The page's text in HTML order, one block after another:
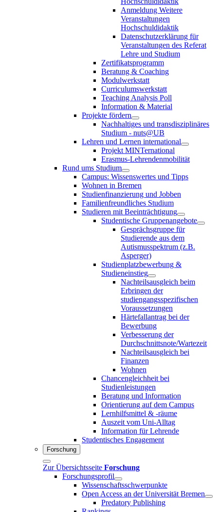
Anmeldung Weitere
Veranstaltungen
Hochschuldidaktik
Datenschutzerklärung für
Veranstaltungen des Referat
Lehre und Studium
Zertifikatsprogramm
Beratung & Coaching
Modulwerkstatt
Curriculumswerkstatt
Teaching Analysis Poll
Information & Material
Projekte fördern
Nachhaltiges und transdisziplinäres
Studium - nuts@UB
Lehren und Lernen international
Projekt MINTernational
Erasmus-Lehrendenmobilität
Rund ums Studium
Campus: Wissenswertes und Tipps
Wohnen in Bremen
Studienfinanzierung und Jobben
Familienfreundliches Studium
Studieren mit Beeinträchtigung
Studentische Gruppenangebote
Gesprächsgruppe für
Studierende aus dem
Autismusspektrum (z.B.
Asperger)
Studienplatzbewerbung &
Studieneinstieg
Nachteilsausgleich beim
Erbringen der
studiengangsspezifischen
Voraussetzungen
Härtefallantrag bei der
Bewerbung
Verbesserung der
Durchschnittsnote/Wartezeit
Nachteilsausgleich bei
Finanzen
Wohnen
Chancengleichheit bei
Studienleistungen
Beratung und Information
Orientierung auf dem Campus
Lernhilfsmittel & -räume
Auszeit vom Uni-Alltag
Information für Lehrende
Studentisches Engagement
Forschung
Zur Übersichtsseite Forschung
Forschungsprofil
Wissenschaftsschwerpunkte
Open Access an der Universität Bremen
Predatory Publishing